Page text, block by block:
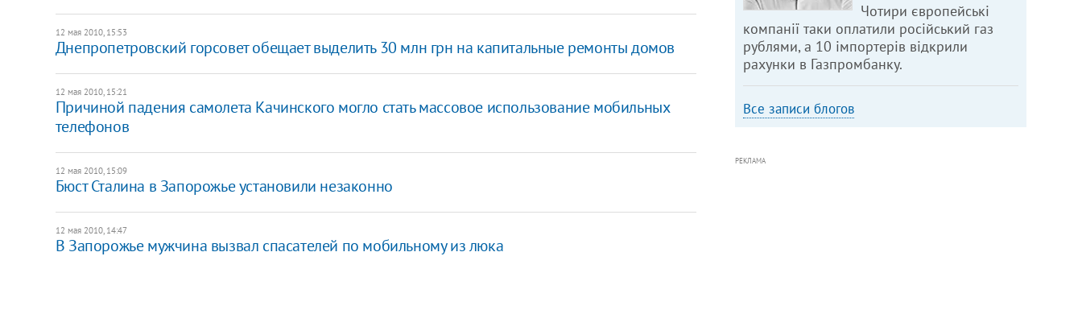
12 мая 2010, 15:53
Днепропетровский горсовет обещает выделить 30 млн грн на капитальные ремонты домов
12 мая 2010, 15:21
Причиной падения самолета Качинского могло стать массовое использование мобильных
телефонов
12 мая 2010, 15:09
Бюст Сталина в Запорожье установили незаконно
12 мая 2010, 14:47
В Запорожье мужчина вызвал спасателей по мобильному из люка
Чотири європейські
компанії таки оплатили російський газ
рублями, а 10 імпортерів відкрили
рахунки в Газпромбанку.
Все записи блогов
РЕКЛАМА